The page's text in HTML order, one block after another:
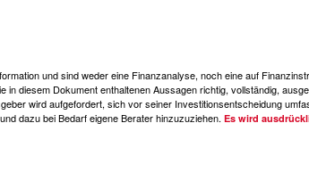
und sind weder eine Finanzanalyse, noch eine auf
in diesem Dokument enthaltenen Aussagen richtig, vollständig,
wird aufgefordert, sich vor seiner Investitionsentscheidung
dazu bei Bedarf eigene Berater hinzuzuziehen.Es wird